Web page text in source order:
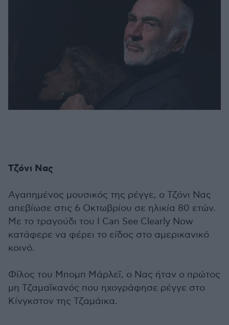
Τζόνι Νας
Αγαπημένος μουσικός της ρέγγε, ο Τζόνι Νας
απεβίωσε στις 6 Οκτωβρίου σε ηλικία 80 ετών.
Με το τραγούδι του I Can See Clearly Now
κατάφερε να φέρει το είδος στο αμερικανικό
κοινό.
Φίλος του Μπομπ Μάρλεϊ, ο Νας ήταν ο πρώτος
μη Τζαμαϊκανός που ηχογράφησε ρέγγε στο
Κίνγκστον της Τζαμάικα.